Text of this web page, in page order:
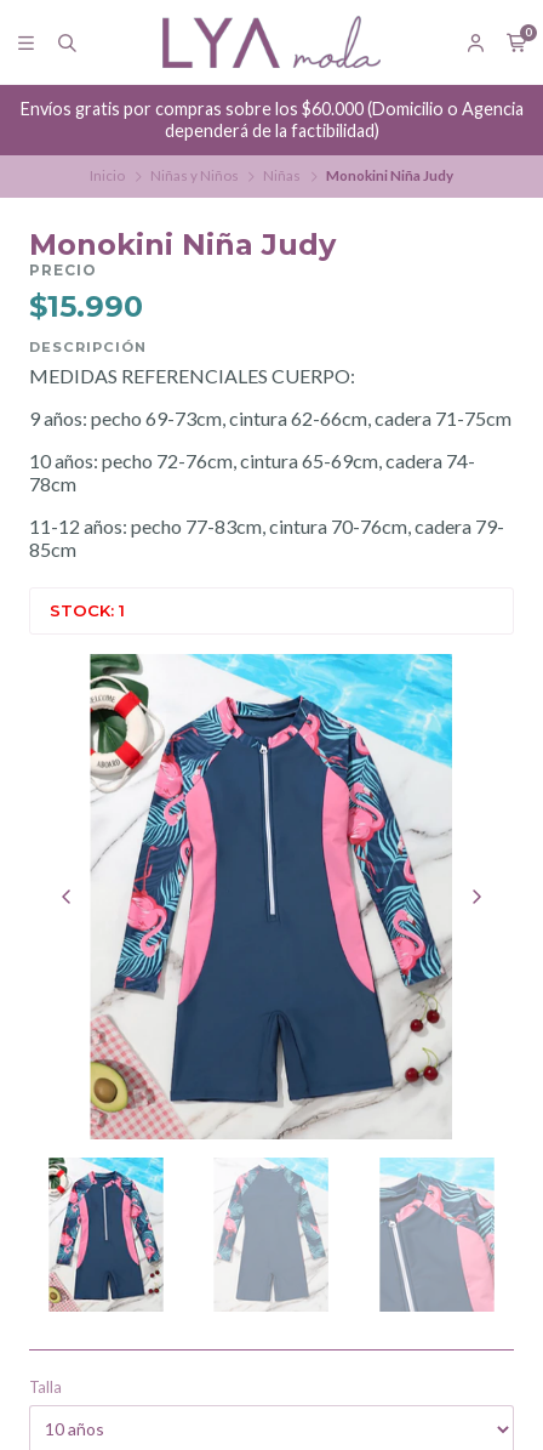
0
Envíos gratis por compras sobre los $60.000 (Domicilio o Agencia
dependerá de la factibilidad)
Inicio Niñas y Niños Niñas Monokini Niña Judy
Monokini Niña Judy
PRECIO
$15.990
DESCRIPCIÓN
MEDIDAS REFERENCIALES CUERPO:
9 años: pecho 69-73cm, cintura 62-66cm, cadera 71-75cm
10 años: pecho 72-76cm, cintura 65-69cm, cadera 74-
78cm
11-12 años: pecho 77-83cm, cintura 70-76cm, cadera 79-
85cm
STOCK: 1
Talla